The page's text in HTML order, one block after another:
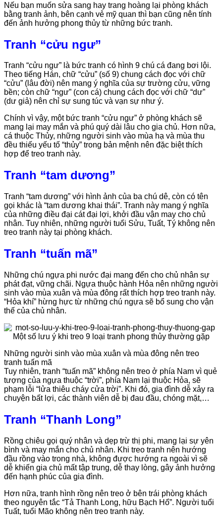
Nếu bạn muốn sửa sang hay trang hoàng lại phòng khách
bằng tranh ảnh, bên cạnh vẻ mỹ quan thì bạn cũng nên tính
đến ảnh hưởng phong thủy từ những bức tranh.
Tranh “cửu ngư”
Tranh “cửu ngư” là bức tranh có hình 9 chú cá đang bơi lội.
Theo tiếng Hán, chữ “cửu” (số 9) chung cách đọc với chữ
“cửu” (lâu đời) nên mang ý nghĩa của sự trường cửu, vững
bền; còn chữ “ngư” (con cá) chung cách đọc với chữ “dư”
(dư giả) nên chỉ sự sung túc và vạn sự như ý.
Chính vì vậy, một bức tranh “cửu ngư” ở phòng khách sẽ
mang lại may mắn và phú quý dài lâu cho gia chủ. Hơn nữa,
cá thuộc Thủy, những người sinh vào mùa hạ và mùa thu
đều thiếu yếu tố “thủy” trong bản mệnh nên đặc biệt thích
hợp để treo tranh này.
Tranh “tam dương”
Tranh “tam dương” với hình ảnh của ba chú dê, còn có tên
gọi khác là “tam dương khai thái”. Tranh này mang ý nghĩa
của những điều đại cát đại lợi, khởi đầu vận may cho chủ
nhân. Tuy nhiên, những người tuổi Sửu, Tuất, Tý không nên
treo tranh này tại phòng khách.
Tranh “tuấn mã”
Những chú ngựa phi nước đại mang đến cho chủ nhân sự
phát đạt, vững chãi. Ngựa thuộc hành Hỏa nên những người
sinh vào mùa xuân và mùa đông rất thích hợp treo tranh này.
“Hỏa khí” hừng hực từ những chú ngựa sẽ bổ sung cho vận
thế của chủ nhân.
Những người sinh vào mùa xuân và mùa đông nên treo
tranh tuấn mã
Tuy nhiên, tranh “tuấn mã” không nên treo ở phía Nam vì quẻ
tượng của ngựa thuộc “trời”, phía Nam lại thuộc Hỏa, sẽ
phạm lỗi “lửa thiêu cháy cửa trời”. Khi đó, gia đình dễ xảy ra
chuyện bất lợi, các thành viên dễ bị đau đầu, chóng mặt,…
Tranh “Thanh Long”
Rồng chiêu gọi quý nhân và dẹp trừ thị phi, mang lại sự yên
bình và may mắn cho chủ nhân. Khi treo tranh nên hướng
đầu rồng vào trong nhà, không được hướng ra ngoài vì sẽ
dễ khiến gia chủ mất tập trung, dễ thay lòng, gây ảnh hưởng
đến hạnh phúc của gia đình.
Hơn nữa, tranh hình rồng nên treo ở bên trái phòng khách
theo nguyên tắc “Tả Thanh Long, hữu Bạch Hổ”. Người tuổi
Tuất, tuổi Mão không nên treo tranh này.